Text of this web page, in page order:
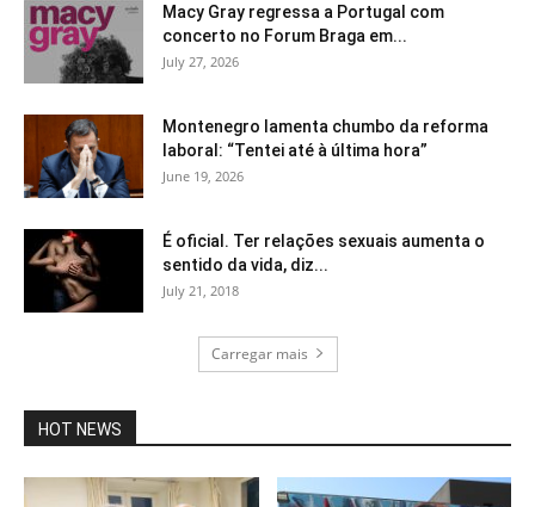
Macy Gray regressa a Portugal com
concerto no Forum Braga em...
July 27, 2026
Montenegro lamenta chumbo da reforma
laboral: “Tentei até à última hora”
June 19, 2026
É oficial. Ter relações sexuais aumenta o
sentido da vida, diz...
July 21, 2018
Carregar mais
HOT NEWS